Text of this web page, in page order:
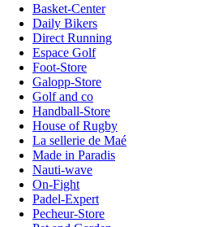
Basket-Center
Daily Bikers
Direct Running
Espace Golf
Foot-Store
Galopp-Store
Golf and co
Handball-Store
House of Rugby
La sellerie de Maé
Made in Paradis
Nauti-wave
On-Fight
Padel-Expert
Pecheur-Store